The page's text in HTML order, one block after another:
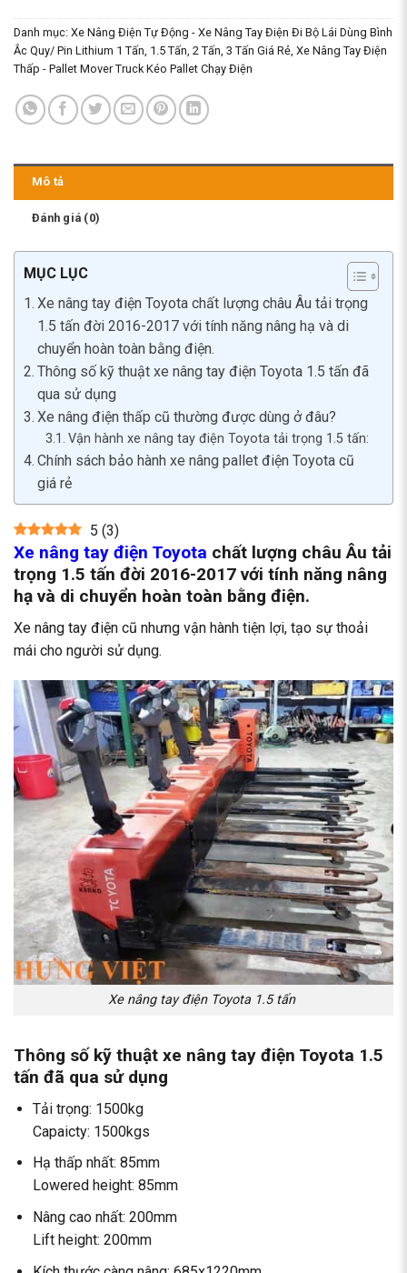
Danh mục: Xe Nâng Điện Tự Động - Xe Nâng Tay Điện Đi Bộ Lái Dùng Bình
Ắc Quy/ Pin Lithium 1 Tấn, 1.5 Tấn, 2 Tấn, 3 Tấn Giá Rẻ Xe Nâng Tay Điện
Thấp - Pallet Mover Truck Kéo Pallet Chạy Điện
Mô tả
Đánh giá (0)
MỤC LỤC
Xe nâng tay điện Toyota chất lượng châu Âu tải trọng
1.5 tấn đời 2016-2017 với tính năng nâng hạ và di
chuyển hoàn toàn bằng điện.
Thông số kỹ thuật xe nâng tay điện Toyota 1.5 tấn đã
qua sử dụng
Xe nâng điện thấp cũ thường được dùng ở đâu?
Vận hành xe nâng tay điện Toyota tải trọng 1.5 tấn:
Chính sách bảo hành xe nâng pallet điện Toyota cũ
giá rẻ
5 (3)
Xe nâng tay điện Toyota chất lượng châu Âu tải
trọng 1.5 tấn đời 2016-2017 với tính năng nâng
hạ và di chuyển hoàn toàn bằng điện.
Xe nâng tay điện cũ nhưng vận hành tiện lợi, tạo sự thoải
mái cho người sử dụng.
Xe nâng tay điện Toyota 1.5 tấn
Thông số kỹ thuật xe nâng tay điện Toyota 1.5
tấn đã qua sử dụng
Tải trọng: 1500kg
Capaicty: 1500kgs
Hạ thấp nhất: 85mm
Lowered height: 85mm
Nâng cao nhất: 200mm
Lift height: 200mm